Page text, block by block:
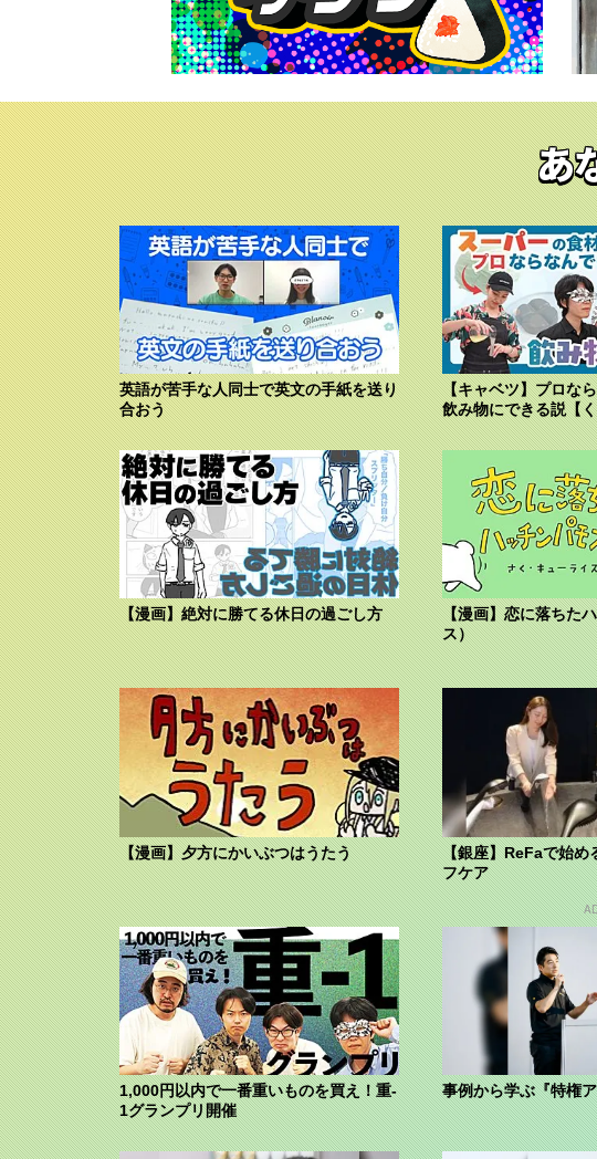
あ
英語が苦手な人同士で英文の手紙を送り
合おう
【キャベツ】プロな
飲み物にできる説【
【漫画】絶対に勝てる休日の過ごし方
【漫画】恋に落ちた
ス）
【漫画】夕方にかいぶつはうたう
【銀座】ReFaで始め
フケア
1,000円以内で一番重いものを買え！重-
1グランプリ開催
事例から学ぶ『特権